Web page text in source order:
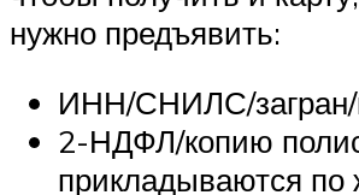
нужно предъявить:
ИНН/СНИЛС/
2-НДФЛ/копию
прикладываются